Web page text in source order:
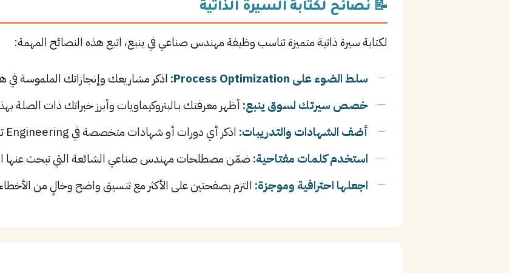
📝 نصائح لكتابة السيرة الذاتية
لكتابة سيرة ذاتية متميزة تناسب وظيفة مهندس صناعي في ينبع، اتبع هذه النصائح المهمة:
سلط الضوء على Process Optimization:
اذكر مشاريعك وإنجازاتك الملموسة في
خصص سيرتك لسوق ينبع: أظهر معرفتك بـالبتروكيماويات وأبرز خبراتك ذات الصلة
أضف الشهادات والتدريبات: اذكر أي دورات أو شهادات متخصصة في Engineering تزيد من قيمتك في سوق العمل.
استخدم كلمات مفتاحية: ضمّن مصطلحات مهندس صناعي الشائعة التي تبحث عنها
اجعلها احترافية وموجزة: التزم بصفحتين على الأكثر مع تنسيق واضح وخالٍ من الأخطاء